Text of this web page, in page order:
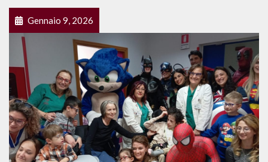
Gennaio 9, 2026